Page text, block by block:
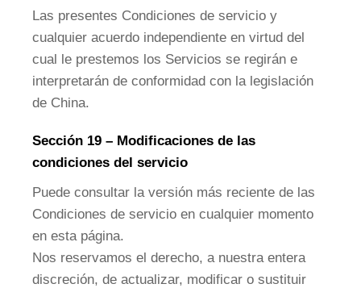
Las presentes Condiciones de servicio y
cualquier acuerdo independiente en virtud del
cual le prestemos los Servicios se regirán e
interpretarán de conformidad con la legislación
de China.
Sección 19 – Modificaciones de las
condiciones del servicio
Puede consultar la versión más reciente de las
Condiciones de servicio en cualquier momento
en esta página.
Nos reservamos el derecho, a nuestra entera
discreción, de actualizar, modificar o sustituir